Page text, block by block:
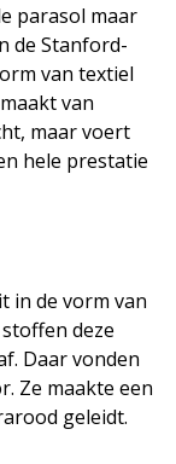
parasol maar
de Stanford-
van textiel
van
maar voert
hele prestatie
in de vorm van
deze
Daar vonden
Ze maakte een
geleidt.